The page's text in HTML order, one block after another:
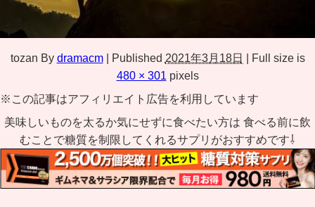
tozan By dramacm Published 2021年3月18日
Full size is
480 × 301
pixels
※この記事はアフィリエイト広告を利用しています
美味しいものを太るか気にせずに食べたい方は 食べる前に飲
むことで糖質を制限してくれるサプリがおすすめです⇩